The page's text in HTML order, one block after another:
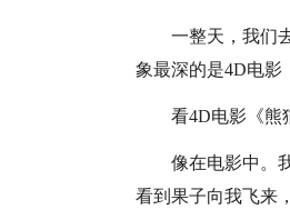
一整天，我们
象最深的是4D电影
看4D电影《熊
像在电影中。
看到果子向我飞来